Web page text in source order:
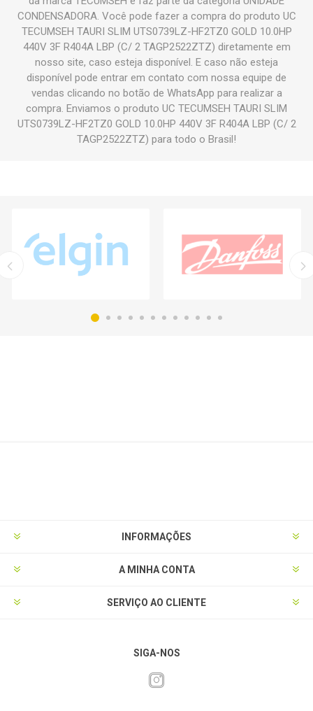
CONDENSADORA. Você pode fazer a compra do produto UC
TECUMSEH TAURI SLIM UTS0739LZ-HF2TZ0 GOLD 10.0HP
440V 3F R404A LBP (C/ 2 TAGP2522ZTZ) diretamente em
nosso site, caso esteja disponível. E caso não esteja
disponível pode entrar em contato com nossa equipe de
vendas clicando no botão de WhatsApp para realizar a
compra. Enviamos o produto UC TECUMSEH TAURI SLIM
UTS0739LZ-HF2TZ0 GOLD 10.0HP 440V 3F R404A LBP (C/ 2
TAGP2522ZTZ) para todo o Brasil!
INFORMAÇÕES
A MINHA CONTA
SERVIÇO AO CLIENTE
SIGA-NOS